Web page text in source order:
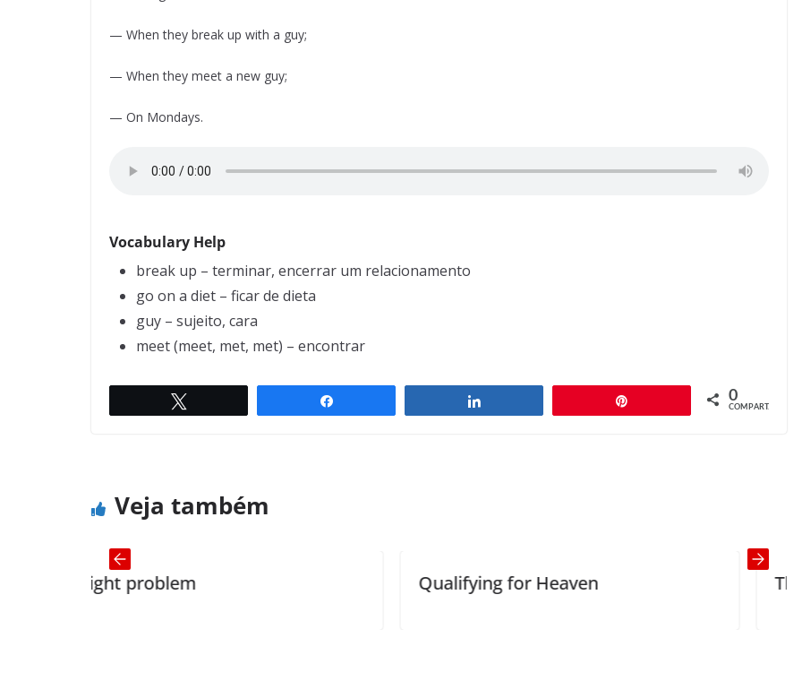
— When they break up with a guy;
— When they meet a new guy;
— On Mondays.
Vocabulary Help
break up – terminar, encerrar um relacionamento
go on a diet – ficar de dieta
guy – sujeito, cara
meet (meet, met, met) – encontrar
0
COMPART.
Veja também
problem Qualifying for Heaven